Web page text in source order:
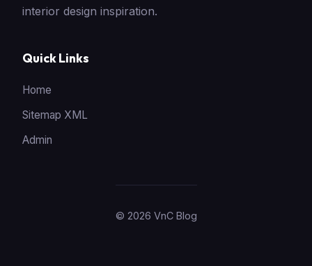
interior design inspiration.
Quick Links
Home
Sitemap XML
Admin
© 2026 VnC Blog